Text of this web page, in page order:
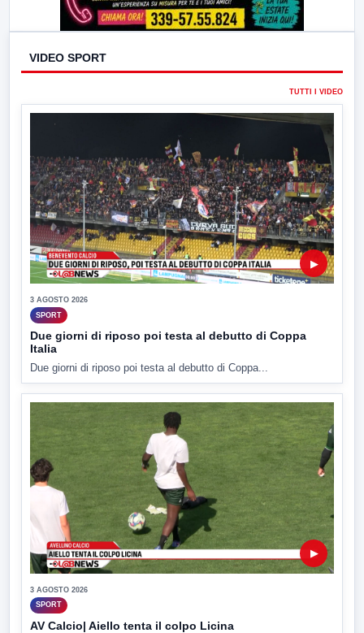
VIDEO SPORT
TUTTI I VIDEO
▶
3 AGOSTO 2026
SPORT
Due giorni di riposo poi testa al debutto di Coppa
Italia
Due giorni di riposo poi testa al debutto di Coppa...
▶
3 AGOSTO 2026
SPORT
AV Calcio| Aiello tenta il colpo Licina